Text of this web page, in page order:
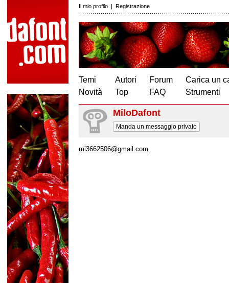
Il mio profilo | Registrazione
Temi
Novità
Autori
Top
Forum
FAQ
Carica un
Strumenti
MiloDafont
Manda un messaggio privato
mi3662506@gmail.com